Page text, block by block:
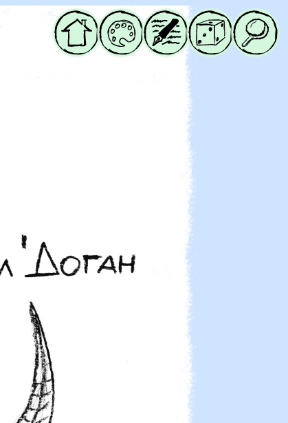
НачалоГалерияБлог СлучайнаТърси